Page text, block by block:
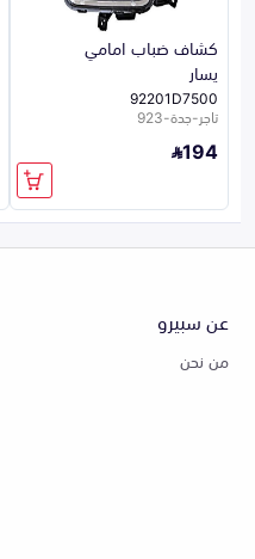
كشاف ضباب امامي
يسار
92201D7500
تاجر-جدة-923
194
عن سبيرو
من نحن